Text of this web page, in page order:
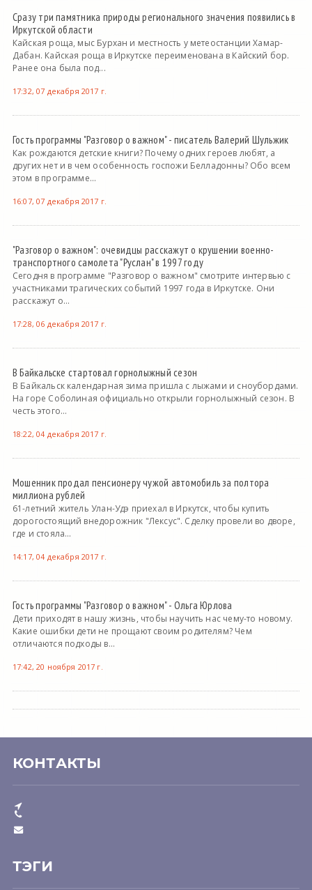
Сразу три памятника природы регионального значения появились в
Иркутской области
Кайская роща, мыс Бурхан и местность у метеостанции Хамар-
Дабан. Кайская роща в Иркутске переименована в Кайский бор.
Ранее она была под...
17:32, 07 декабря 2017 г.
Гость программы "Разговор о важном" - писатель Валерий Шульжик
Как рождаются детские книги? Почему одних героев любят, а
других нет и в чем особенность госпожи Белладонны? Обо всем
этом в программе...
16:07, 07 декабря 2017 г.
"Разговор о важном": очевидцы расскажут о крушении военно-
транспортного самолета "Руслан" в 1997 году
Сегодня в программе "Разговор о важном" смотрите интервью с
участниками трагических событий 1997 года в Иркутске. Они
расскажут о...
17:28, 06 декабря 2017 г.
В Байкальске стартовал горнолыжный сезон
В Байкальск календарная зима пришла с лыжами и сноубордами.
На горе Соболиная официально открыли горнолыжный сезон. В
честь этого...
18:22, 04 декабря 2017 г.
Мошенник продал пенсионеру чужой автомобиль за полтора
миллиона рублей
61-летний житель Улан-Удэ приехал в Иркутск, чтобы купить
дорогостоящий внедорожник "Лексус". Сделку провели во дворе,
где и стояла...
14:17, 04 декабря 2017 г.
Гость программы "Разговор о важном" - Ольга Юрлова
Дети приходят в нашу жизнь, чтобы научить нас чему-то новому.
Какие ошибки дети не прощают своим родителям? Чем
отличаются подходы в...
17:42, 20 ноября 2017 г.
КОНТАКТЫ
ТЭГИ